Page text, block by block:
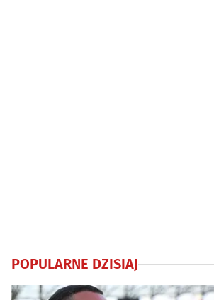
POPULARNE DZISIAJ